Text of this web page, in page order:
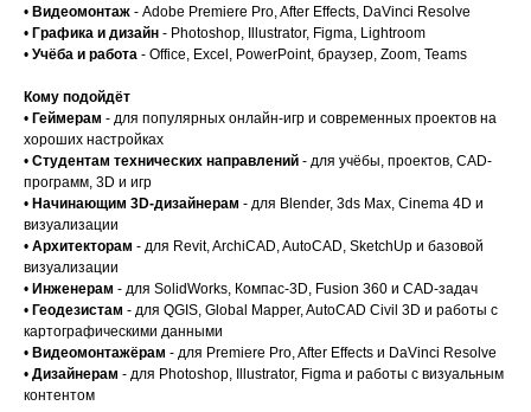
• Видеомонтаж - Adobe Premiere Pro, After Effects, DaVinci Resolve
• Графика и дизайн - Photoshop, Illustrator, Figma, Lightroom
• Учёба и работа - Office, Excel, PowerPoint, браузер, Zoom, Teams
Кому подойдёт
• Геймерам - для популярных онлайн-игр и современных проектов на
хороших настройках
• Студентам технических направлений - для учёбы, проектов, CAD-
программ, 3D и игр
• Начинающим 3D-дизайнерам - для Blender, 3ds Max, Cinema 4D и
визуализации
• Архитекторам - для Revit, ArchiCAD, AutoCAD, SketchUp и базовой
визуализации
• Инженерам - для SolidWorks, Компас-3D, Fusion 360 и CAD-задач
• Геодезистам - для QGIS, Global Mapper, AutoCAD Civil 3D и работы с
картографическими данными
• Видеомонтажёрам - для Premiere Pro, After Effects и DaVinci Resolve
• Дизайнерам - для Photoshop, Illustrator, Figma и работы с визуальным
контентом